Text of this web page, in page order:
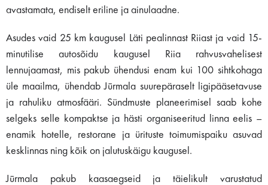
avastamata, endiselt eriline ja ainulaadne.
Asudes vaid 25 km kaugusel Läti pealinnast Riiast ja vaid 15-
minutilise autosõidu kaugusel Riia rahvusvahelisest
lennujaamast, mis pakub ühendusi enam kui 100 sihtkohaga
üle maailma, ühendab Jūrmala suurepäraselt ligipääsetavuse
ja rahuliku atmosfääri. Sündmuste planeerimisel saab kohe
selgeks selle kompaktse ja hästi organiseeritud linna eelis –
enamik hotelle, restorane ja ürituste toimumispaiku asuvad
kesklinnas ning kõik on jalutuskäigu kaugusel.
Jūrmala pakub kaasaegseid ja täielikult varustatud